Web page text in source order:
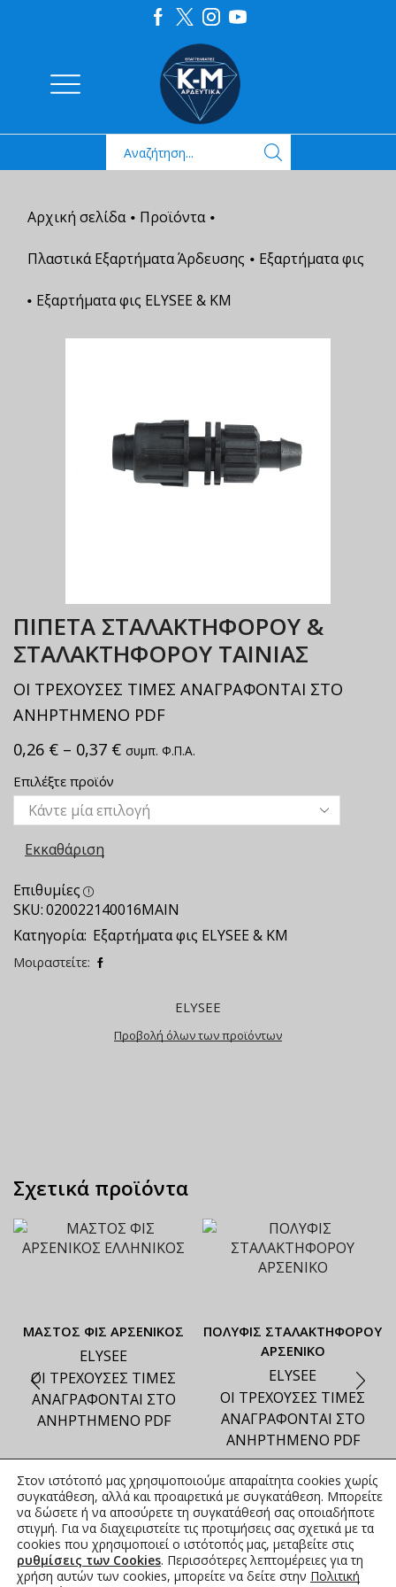
Αρχική σελίδα • Προϊόντα •
Πλαστικά Εξαρτήματα Άρδευσης • Εξαρτήματα φις
• Εξαρτήματα φις ELYSEE & ΚΜ
ΠΙΠΕΤΑ ΣΤΑΛΑΚΤΗΦΟΡΟΥ &
ΣΤΑΛΑΚΤΗΦΟΡΟΥ ΤΑΙΝΙΑΣ
ΟΙ ΤΡΕΧΟΥΣΕΣ ΤΙΜΕΣ ΑΝΑΓΡΑΦΟΝΤΑΙ ΣΤΟ
ΑΝΗΡΤΗΜΕΝΟ PDF
0,26 € – 0,37 € συμπ. Φ.Π.Α.
Επιλέξτε προϊόν
Εκκαθάριση
Επιθυμίες
SKU:020022140016MAIN
Κατηγορία: Εξαρτήματα φις ELYSEE & ΚΜ
Μοιραστείτε:
ELYSEE
Προβολή όλων των προϊόντων
Σχετικά προϊόντα
ΜΑΣΤΟΣ ΦΙΣ ΑΡΣΕΝΙΚΟΣ
ELYSEE
ΟΙ ΤΡΕΧΟΥΣΕΣ ΤΙΜΕΣ
ΑΝΑΓΡΑΦΟΝΤΑΙ ΣΤΟ
ΑΝΗΡΤΗΜΕΝΟ PDF
ΠΟΛΥΦΙΣ ΣΤΑΛΑΚΤΗΦΟΡΟΥ
ΑΡΣΕΝΙΚΟ
ELYSEE
ΟΙ ΤΡΕΧΟΥΣΕΣ ΤΙΜΕΣ
ΑΝΑΓΡΑΦΟΝΤΑΙ ΣΤΟ
ΑΝΗΡΤΗΜΕΝΟ PDF
Στον ιστότοπό μας χρησιμοποιούμε απαραίτητα cookies χωρίς
συγκατάθεση, αλλά και προαιρετικά με συγκατάθεση. Μπορείτε
να δώσετε ή να αποσύρετε τη συγκατάθεσή σας οποιαδήποτε
στιγμή. Για να διαχειριστείτε τις προτιμήσεις σας σχετικά με τα
cookies που χρησιμοποιεί ο ιστότοπός μας, μεταβείτε στις
ρυθμίσεις των Cookies. Περισσότερες λεπτομέρειες για τη
χρήση αυτών των cookies, μπορείτε να δείτε στην Πολιτική